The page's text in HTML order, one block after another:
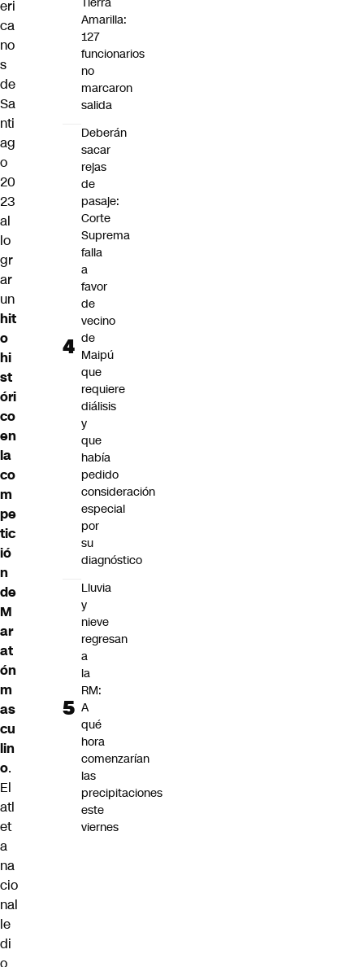
eri
ca
no
s
de
Sa
nti
ag
o
20
23
al
lo
gr
ar
un
hit
o
hi
st
óri
co
en
la
co
m
pe
tic
ió
n
de
M
ar
at
ón
m
as
cu
lin
o.
El
atl
et
a
na
cio
nal
le
di
o
Amarilla:
127
funcionarios
no
marcaron
salida
Deberán
sacar
rejas
de
pasaje:
Corte
Suprema
falla
a
favor
de
vecino
de
Maipú
que
requiere
diálisis
y
que
había
pedido
consideración
especial
por
su
diagnóstico
Lluvia
y
nieve
regresan
a
la
RM:
A
qué
hora
comenzarían
las
precipitaciones
este
viernes